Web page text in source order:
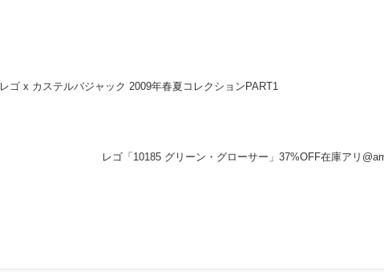
レゴ x カステルバジャック 2009年春夏コレクションPART1
レゴ「10185 グリーン・グローサー」37%OFF在庫アリ